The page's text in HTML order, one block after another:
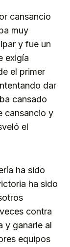
cansancio
muy
y fue un
exigía
el primer
dar
cansado
cansancio y
el
ha sido
ha sido
contra
y ganarle al
equipos